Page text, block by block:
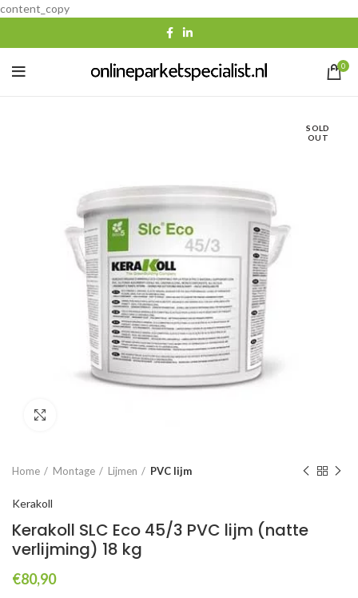
content_copy
0
SOLD
OUT
Home Montage Lijmen PVC lijm
Kerakoll
Kerakoll SLC Eco 45/3 PVC lijm (natte
verlijming) 18 kg
€80,90